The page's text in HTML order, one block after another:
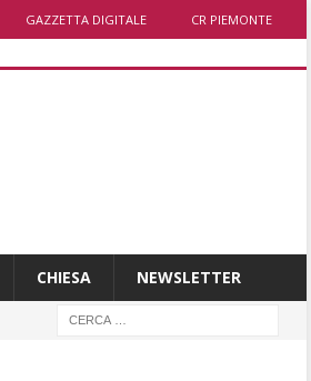
GAZZETTA DIGITALE CR PIEMONTE
CHIESA NEWSLETTER